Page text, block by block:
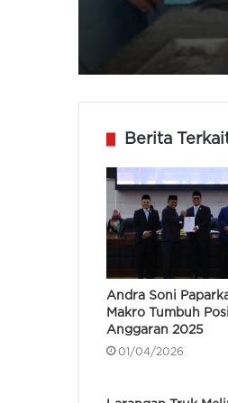
Berita
Andra Soni
Makro Tumbuh
Anggaran 2025
01/04/2026